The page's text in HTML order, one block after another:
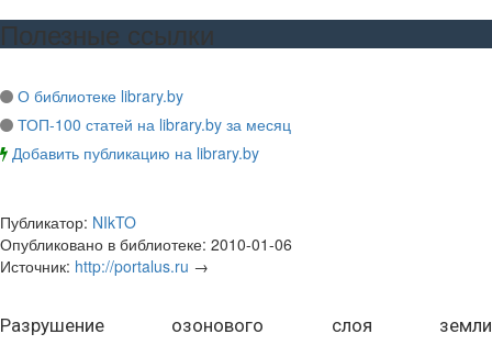
Полезные ссылки
О библиотеке library.by
ТОП-100 статей на library.by за месяц
Добавить публикацию на library.by
Публикатор: NIkTO
Опубликовано в библиотеке: 2010-01-06
Источник: http://portalus.ru →
Разрушение озонового слоя земли